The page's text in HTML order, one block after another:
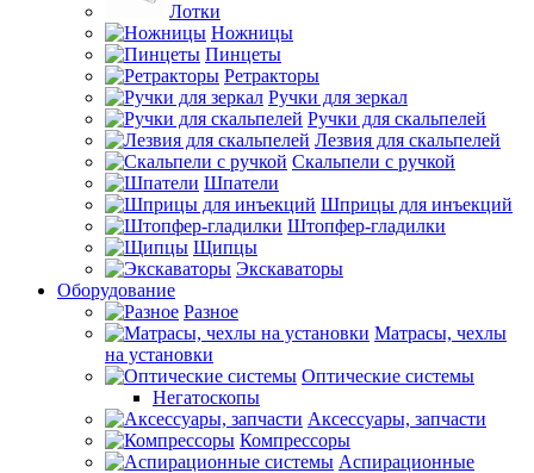
Лотки
Ножницы
Пинцеты
Ретракторы
Ручки для зеркал
Ручки для скальпелей
Лезвия для скальпелей
Скальпели с ручкой
Шпатели
Шприцы для инъекций
Штопфер-гладилки
Щипцы
Экскаваторы
Оборудование
Разное
Матрасы, чехлы
на установки
Оптические системы
Негатоскопы
Аксессуары, запчасти
Компрессоры
Аспирационные